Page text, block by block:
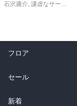
石沢庸介, 謙虚なサークル
フロア
総合
ラノベ
セール
総合
新着